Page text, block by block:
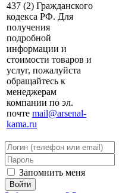
437 (2) Гражданского
кодекса РФ. Для
получения
подробной
информации и
стоимости товаров и
услуг, пожалуйста
обращайтесь к
менеджерам
компании по эл.
почте mail@arsenal-
kama.ru
Запомнить меня